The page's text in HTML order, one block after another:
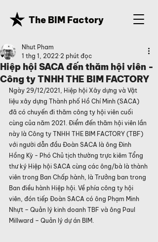
The BIM Factory
Hiệp hội SACA đến thăm hội viên -
Công ty TNHH THE BIM FACTORY
Nhut Pham
1 thg 1, 2022 2 phút đọc
Ngày 29/12/2021, Hiệp hội Xây dựng và Vật
liệu xây dựng Thành phố Hồ Chí Minh (SACA)
đã có chuyến đi thăm công ty hội viên cuối
cùng của năm 2021. Điểm đến thăm hội viên lần
này là Công ty TNHH THE BIM FACTORY (TBF)
với người dẫn đầu Đoàn SACA là ông Đinh
Hồng Kỳ - Phó Chủ tịch thường trực kiêm Tổng
thư ký Hiệp hội SACA cùng các ông/bà là thành
viên trong Ban Chấp hành, là Trưởng ban trong
Ban điều hành Hiệp hội. Về phía công ty hội
viên, đón tiếp Đoàn SACA có ông Phạm Minh
Nhựt – Quản lý kinh doanh TBF và ông Paul
Millward – Quản lý dự án BIM.